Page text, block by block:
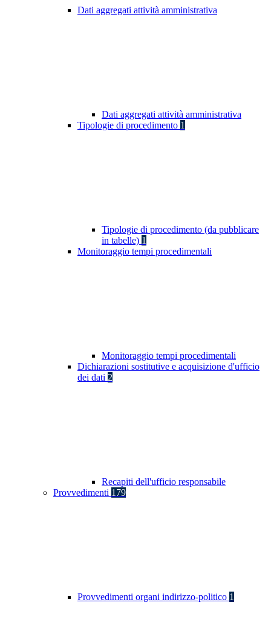
Dati aggregati attività amministrativa
Dati aggregati attività amministrativa
Tipologie di procedimento 1
Tipologie di procedimento (da pubblicare
in tabelle) 1
Monitoraggio tempi procedimentali
Monitoraggio tempi procedimentali
Dichiarazioni sostitutive e acquisizione d'ufficio
dei dati 2
Recapiti dell'ufficio responsabile
Provvedimenti 179
Provvedimenti organi indirizzo-politico 1